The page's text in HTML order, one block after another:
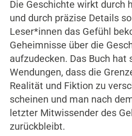
Die Geschichte wirkt durch
und durch präzise Details
Leser*innen das Gefühl
Geheimnisse über die
aufzudecken. Das Buch hat
Wendungen, dass die
Realität und Fiktion zu
scheinen und man nach
letzter Mitwissender des
zurückbleibt.